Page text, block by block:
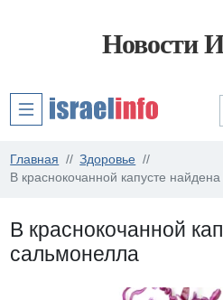
Новости
Главная
Здоровье
В краснокочанной капусте
В краснокочанной
сальмонелла